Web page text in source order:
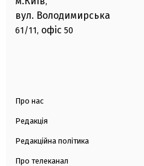
вул. Володимирська
61/11, офіс 50
Про нас
Редакція
Редакційна політика
Про телеканал